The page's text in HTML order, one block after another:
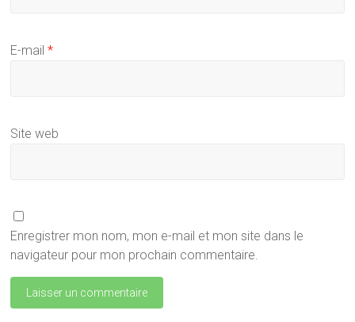
E-mail*
Site web
Enregistrer mon nom, mon e-mail et mon site dans le
navigateur pour mon prochain commentaire.